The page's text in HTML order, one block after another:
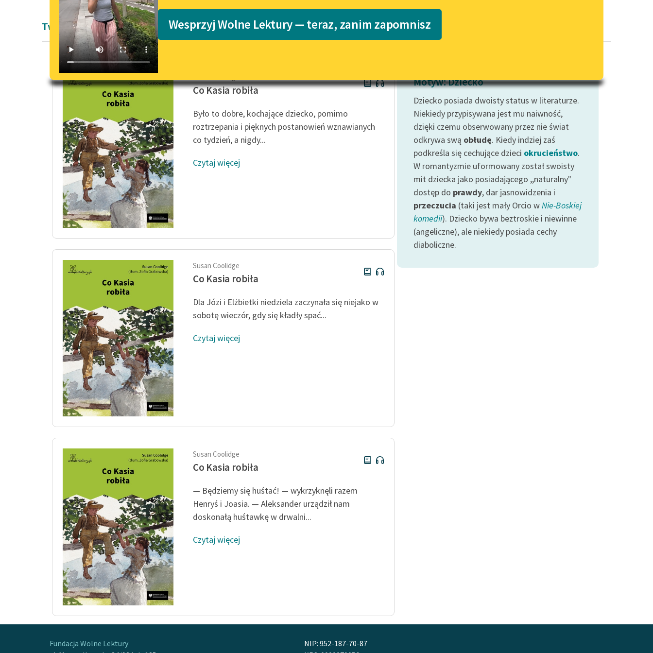
Lektury szkolne i klasyka
literatury do słuchania dla
E-kolekcja lektur szkolnych i
literatury do słuchania dla
niepełnosprawnościami
Feministyczne inspiracje.
Popularyzacja skandynawskiej
Katalog
Katalog w formacie PDF
wrażliwych
Deklaracja dostępności
Wesprzyj Wolne Lektury — teraz, zanim zapomnisz
Twórczość Susan Coolidge
Co Kasia robiła
Było to dobre, kochające dziecko, pomimo
roztrzepania i pięknych postanowień wznawianych
co tydzień, a nigdy...
Czytaj więcej
Susan Coolidge
Co Kasia robiła
Dla Józi i Elżbietki niedziela zaczynała się niejako w
sobotę wieczór, gdy się kładły spać...
Czytaj więcej
Susan Coolidge
Co Kasia robiła
— Będziemy się huśtać! — wykrzyknęli razem
Henryś i Joasia. — Aleksander urządził nam
doskonałą huśtawkę w drwalni...
Czytaj więcej
Motyw: Dziecko
Dziecko posiada dwoisty status w literaturze.
Niekiedy przypisywana jest mu naiwność,
dzięki czemu obserwowany przez nie świat
odkrywa swą obłudę. Kiedy indziej zaś
podkreśla się cechujące dzieci okrucieństwo.
W romantyzmie uformowany został swoisty
mit dziecka jako posiadającego ,,naturalny"
dostęp do prawdy, dar jasnowidzenia i
przeczucia (taki jest mały Orcio wNie-Boskiej
komedii). Dziecko bywa beztroskie i niewinne
(angeliczne), ale niekiedy posiada cechy
diaboliczne.
Fundacja Wolne Lektury
NIP: 952-187-70-87